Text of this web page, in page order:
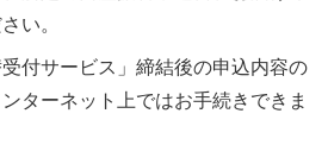
い。
受付サービス」締結後の申込内容の
ターネット上ではお手続きできま